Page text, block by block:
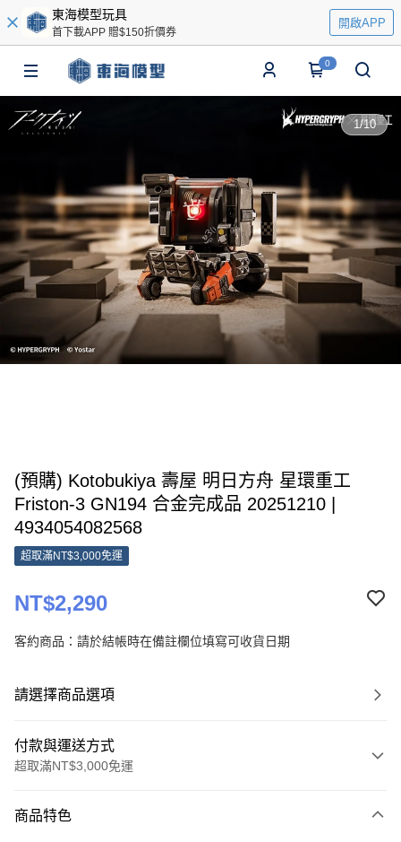
東海模型玩具
首下載APP 贈$150折價券
開啟APP
0
1/10
(預購) Kotobukiya 壽屋 明日方舟 星環重工
Friston-3 GN194 合金完成品 20251210 |
4934054082568
超取滿NT$3,000免運
NT$2,290
客約商品：請於結帳時在備註欄位填寫可收貨日期
請選擇商品選項
付款與運送方式
超取滿NT$3,000免運
信用卡一次付款
商品特色